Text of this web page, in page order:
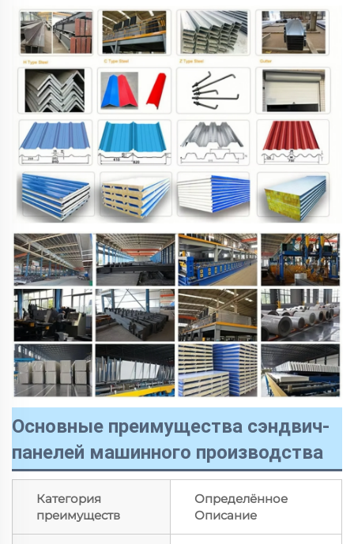
Основные преимущества сэндвич-
панелей машинного производства
Категория
преимуществ
Определённое
Описание